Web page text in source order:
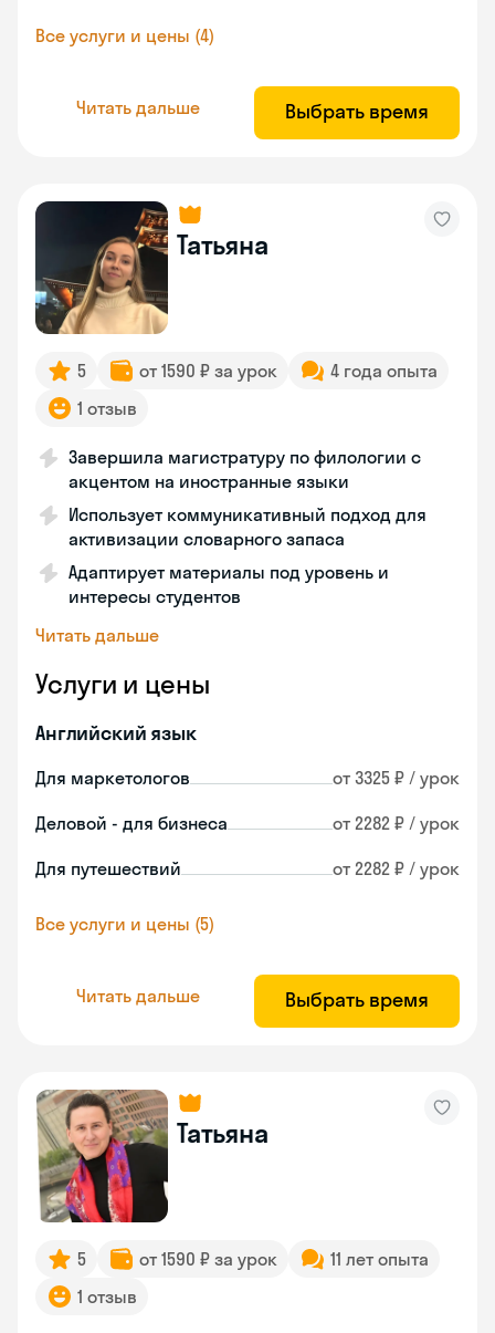
Все услуги и цены (4)
Читать дальше Выбрать время
Татьяна
5 от 1590 ₽ за урок
4 года опыта
1 отзыв
Завершила магистратуру по филологии с
акцентом на иностранные языки
Использует коммуникативный подход для
активизации словарного запаса
Адаптирует материалы под уровень и
интересы студентов
Читать дальше
Услуги и цены
Английский язык
Для маркетологов от 3325 ₽ / урок
Деловой - для бизнеса от 2282 ₽ / урок
Для путешествий от 2282 ₽ / урок
Все услуги и цены (5)
Читать дальше Выбрать время
Татьяна
5 от 1590 ₽ за урок
11 лет опыта
1 отзыв